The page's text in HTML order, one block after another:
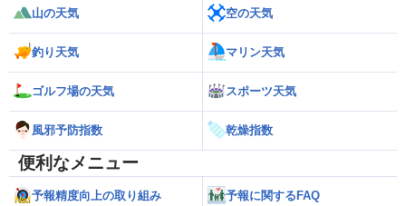
山の天気 空の天気
釣り天気 マリン天気
ゴルフ場の天気 スポーツ天気
風邪予防指数 乾燥指数
便利なメニュー
予報精度向上の取り組み 予報に関するFAQ